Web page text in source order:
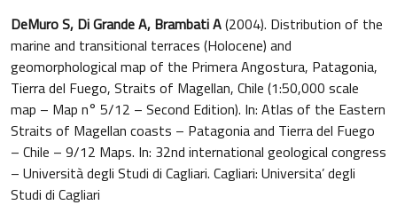
DeMuro S, Di Grande A, Brambati A(2004). Distribution of the
marine and transitional terraces (Holocene) and
geomorphological map of the Primera Angostura, Patagonia,
Tierra del Fuego, Straits of Magellan, Chile (1:50,000 scale
map – Map n° 5/12 – Second Edition). In: Atlas of the Eastern
Straits of Magellan coasts – Patagonia and Tierra del Fuego
– Chile – 9/12 Maps. In: 32nd international geological congress
– Università degli Studi di Cagliari. Cagliari: Universita’ degli
Studi di Cagliari